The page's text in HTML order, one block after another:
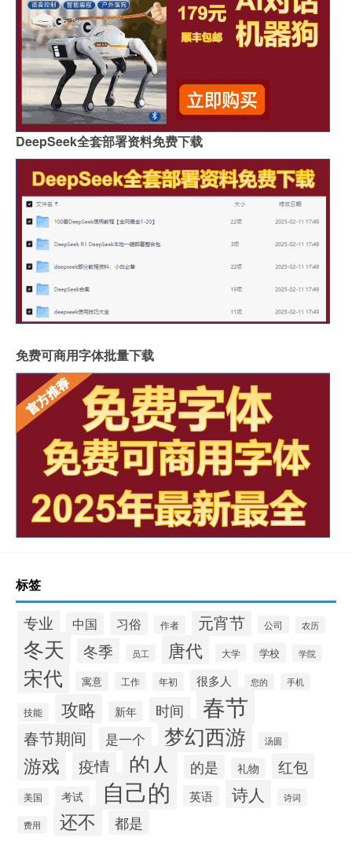
DeepSeek全套部署资料免费下载
免费可商用字体批量下载
标签
专业 中国 习俗 作者 元宵节 公司 农历
冬天 冬季 员工 唐代 大学 学校 学院
宋代 寓意 工作 年初 很多人 您的 手机
技能 攻略 新年 时间 春节
春节期间 是一个 梦幻西游 汤圆
游戏 疫情 的人 的是 礼物 红包
美国 考试 自己的 英语 诗人 诗词
费用 还不 都是